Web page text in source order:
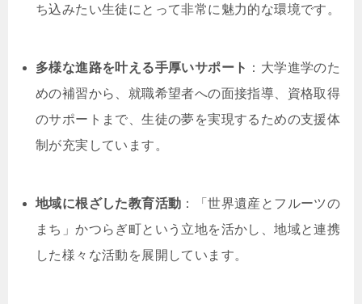
ち込みたい生徒にとって非常に魅力的な環境です。
多様な進路を叶える手厚いサポート ：大学進学のた
めの補習から、就職希望者への面接指導、資格取得
のサポートまで、生徒の夢を実現するための支援体
制が充実しています。
地域に根ざした教育活動 ：「世界遺産とフルーツの
まち」かつらぎ町という立地を活かし、地域と連携
した様々な活動を展開しています。